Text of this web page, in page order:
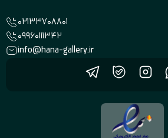
02133708801
09960111342
info@hana-gallery.ir